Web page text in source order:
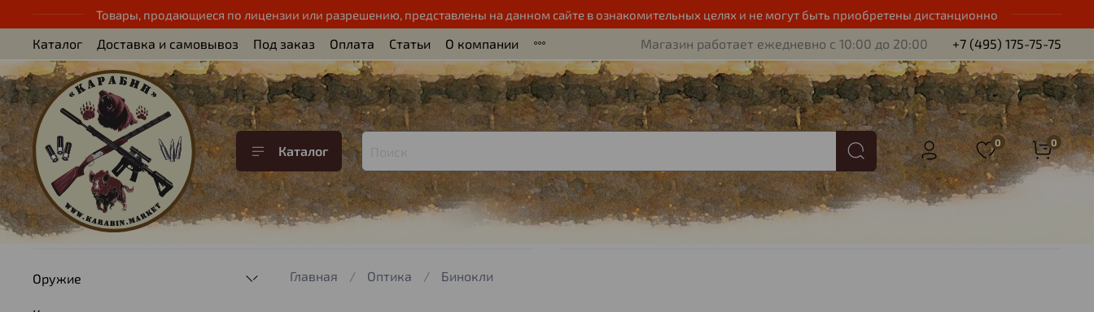
Товары, продающиеся по лицензии или разрешению, представлены на данном сайте в ознакомительных целях и не могут быть приобретены дистанционно
Каталог Доставка и самовывоз Под заказ Оплата Статьи О компании Магазин работает ежедневно с 10:00 до 20:00 +7 (495) 175-75-75
Каталог
0 0
Главная Оптика Бинокли
Оружие